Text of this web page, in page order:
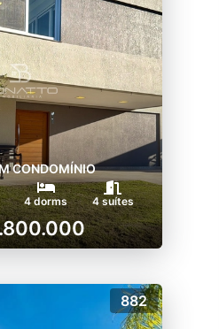
CONDOMÍNIO
4 dorms 4 suítes
882